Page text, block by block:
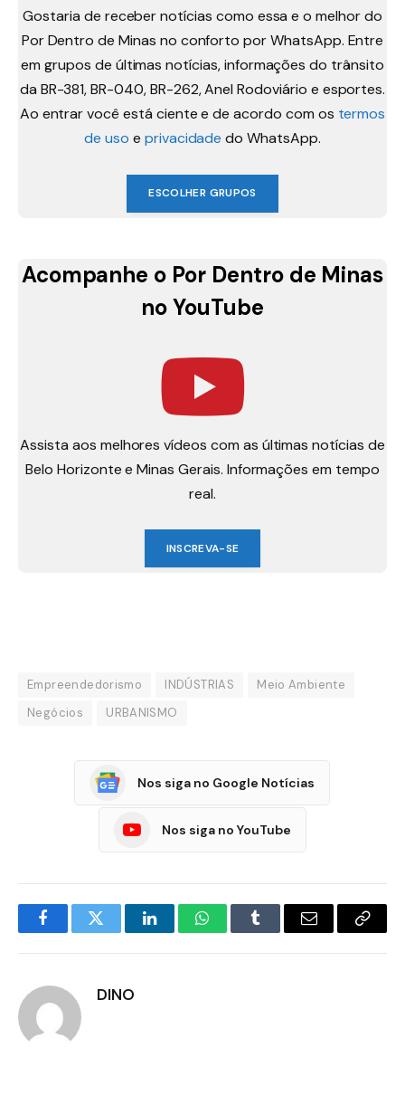
Gostaria de receber notícias como essa e o melhor do
Por Dentro de Minas no conforto por WhatsApp. Entre
em grupos de últimas notícias, informações do trânsito
da BR-381, BR-040, BR-262, Anel Rodoviário e esportes.
Ao entrar você está ciente e de acordo com os termos
de uso e privacidade do WhatsApp.
ESCOLHER GRUPOS
Acompanhe o Por Dentro de Minas
no YouTube
Assista aos melhores vídeos com as últimas notícias de
Belo Horizonte e Minas Gerais. Informações em tempo
real.
INSCREVA-SE
Empreendedorismo INDÚSTRIAS
Meio Ambiente
Negócios
URBANISMO
Nos siga no Google Notícias
Nos siga no YouTube
FacebookTwitter LinkedInWhatsAppTumblr E-
Copiar
DINO